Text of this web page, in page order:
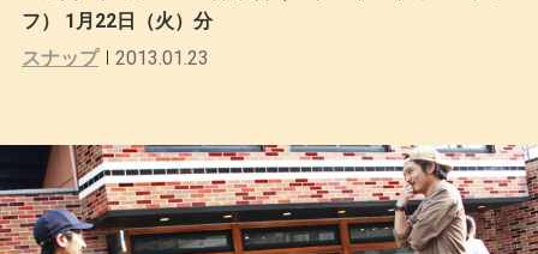
フ） 1月22日（火）分
スナップ
2013.01.23